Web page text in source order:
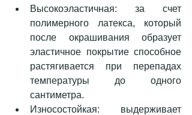
Высокоэластичная: за счет
полимерного латекса, который
после окрашивания образует
эластичное покрытие способное
растягивается при перепадах
температуры до одного
сантиметра.
Износостойкая: выдерживает